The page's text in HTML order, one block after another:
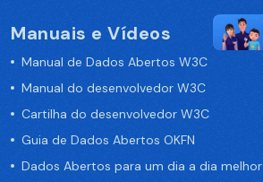
Manuais e Vídeos
Manual de Dados Abertos W3C
Manual do desenvolvedor W3C
Cartilha do desenvolvedor W3C
Guia de Dados Abertos OKFN
Dados Abertos para um dia a dia melhor